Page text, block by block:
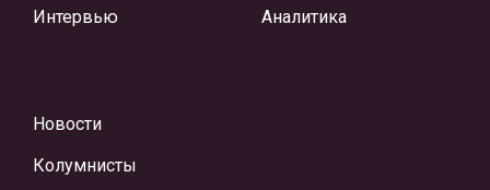
Интервью
Аналитика
Новости
Колумнисты